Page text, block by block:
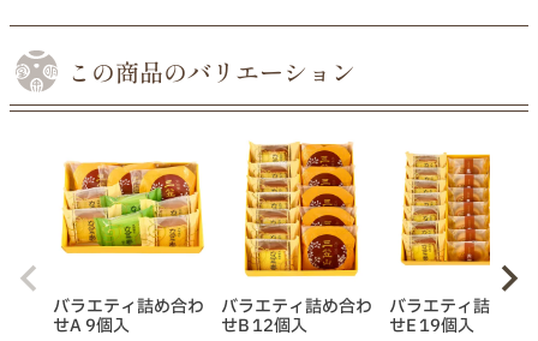
この商品のバリエーション
バラエティ詰め合わ
せA 9個入
バラエティ詰め合わ
せB 12個入
バラエティ詰め合
せE 19個入